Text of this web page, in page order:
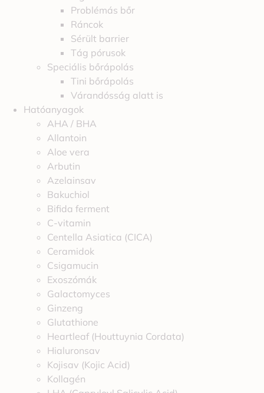
Problémás bőr
Ráncok
Sérült barrier
Tág pórusok
Speciális bőrápolás
Tini bőrápolás
Várandósság alatt is
Hatóanyagok
AHA / BHA
Allantoin
Aloe vera
Arbutin
Azelainsav
Bakuchiol
Bifida ferment
C-vitamin
Centella Asiatica (CICA)
Ceramidok
Csigamucin
Exoszómák
Galactomyces
Ginzeng
Glutathione
Heartleaf (Houttuynia Cordata)
Hialuronsav
Kojisav (Kojic Acid)
Kollagén